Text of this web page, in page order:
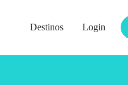
Destinos Login